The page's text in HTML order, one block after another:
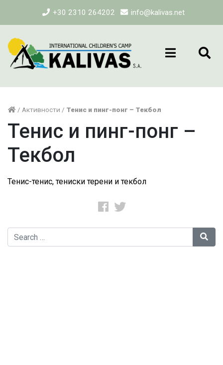
+30 2310 264202 info@kalivas.net
/ Активности / Тенис и пинг-понг – Текбол
Тенис и пинг-понг –
Текбол
Тенис-тенис, тениски терени и текбол